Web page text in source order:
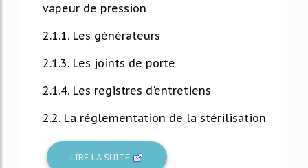
vapeur de pression
2.1.1. Les générateurs
2.1.3. Les joints de porte
2.1.4. Les registres d'entretiens
2.2. La réglementation de la stérilisation
LIRE LA SUITE